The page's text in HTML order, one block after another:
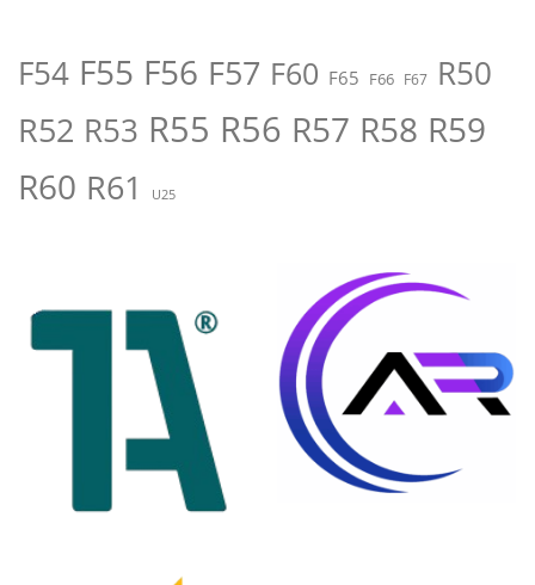
F54 F55 F56 F57 F60 F65 F66 F67 R50
R52 R53 R55 R56 R57 R58 R59
R60 R61 U25